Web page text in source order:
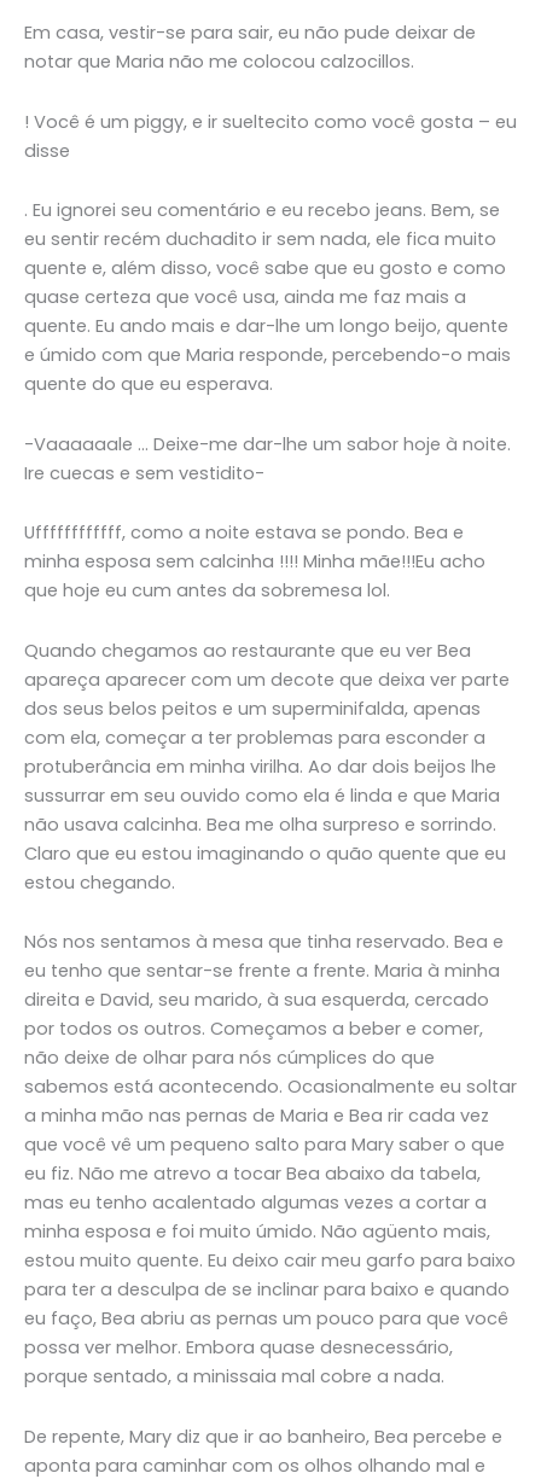
Em casa, vestir-se para sair, eu não pude deixar de
notar que Maria não me colocou calzocillos.
! Você é um piggy, e ir sueltecito como você gosta – eu
disse
. Eu ignorei seu comentário e eu recebo jeans. Bem, se
eu sentir recém duchadito ir sem nada, ele fica muito
quente e, além disso, você sabe que eu gosto e como
quase certeza que você usa, ainda me faz mais a
quente. Eu ando mais e dar-lhe um longo beijo, quente
e úmido com que Maria responde, percebendo-o mais
quente do que eu esperava.
-Vaaaaaale … Deixe-me dar-lhe um sabor hoje à noite.
Ire cuecas e sem vestidito-
Uffffffffffff, como a noite estava se pondo. Bea e
minha esposa sem calcinha !!!! Minha mãe!!!Eu acho
que hoje eu cum antes da sobremesa lol.
Quando chegamos ao restaurante que eu ver Bea
apareça aparecer com um decote que deixa ver parte
dos seus belos peitos e um superminifalda, apenas
com ela, começar a ter problemas para esconder a
protuberância em minha virilha. Ao dar dois beijos lhe
sussurrar em seu ouvido como ela é linda e que Maria
não usava calcinha. Bea me olha surpreso e sorrindo.
Claro que eu estou imaginando o quão quente que eu
estou chegando.
Nós nos sentamos à mesa que tinha reservado. Bea e
eu tenho que sentar-se frente a frente. Maria à minha
direita e David, seu marido, à sua esquerda, cercado
por todos os outros. Começamos a beber e comer,
não deixe de olhar para nós cúmplices do que
sabemos está acontecendo. Ocasionalmente eu soltar
a minha mão nas pernas de Maria e Bea rir cada vez
que você vê um pequeno salto para Mary saber o que
eu fiz. Não me atrevo a tocar Bea abaixo da tabela,
mas eu tenho acalentado algumas vezes a cortar a
minha esposa e foi muito úmido. Não agüento mais,
estou muito quente. Eu deixo cair meu garfo para baixo
para ter a desculpa de se inclinar para baixo e quando
eu faço, Bea abriu as pernas um pouco para que você
possa ver melhor. Embora quase desnecessário,
porque sentado, a minissaia mal cobre a nada.
De repente, Mary diz que ir ao banheiro, Bea percebe e
aponta para caminhar com os olhos olhando mal e